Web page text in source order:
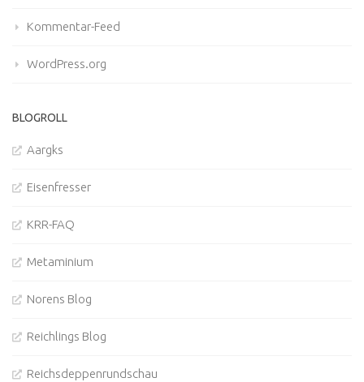
Kommentar-Feed
WordPress.org
BLOGROLL
Aargks
Eisenfresser
KRR-FAQ
Metaminium
Norens Blog
Reichlings Blog
Reichsdeppenrundschau